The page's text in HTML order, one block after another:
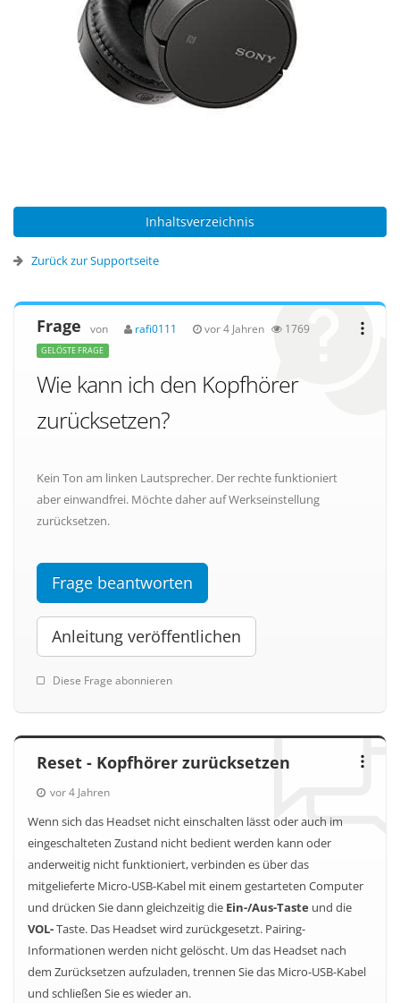
Inhaltsverzeichnis
Zurück zur Supportseite
Frage von rafi0111 vor 4 Jahren 1769
GELÖSTE FRAGE
Wie kann ich den Kopfhörer
zurücksetzen?
Kein Ton am linken Lautsprecher. Der rechte funktioniert
aber einwandfrei. Möchte daher auf Werkseinstellung
zurücksetzen.
Frage beantworten
Anleitung veröffentlichen
Diese Frage abonnieren
Reset - Kopfhörer zurücksetzen
vor 4 Jahren
Wenn sich das Headset nicht einschalten lässt oder auch im
eingeschalteten Zustand nicht bedient werden kann oder
anderweitig nicht funktioniert, verbinden es über das
mitgelieferte Micro-USB-Kabel mit einem gestarteten Computer
und drücken Sie dann gleichzeitig die Ein-/Aus-Taste und die
VOL-Taste. Das Headset wird zurückgesetzt. Pairing-
Informationen werden nicht gelöscht. Um das Headset nach
dem Zurücksetzen aufzuladen, trennen Sie das Micro-USB-Kabel
und schließen Sie es wieder an.